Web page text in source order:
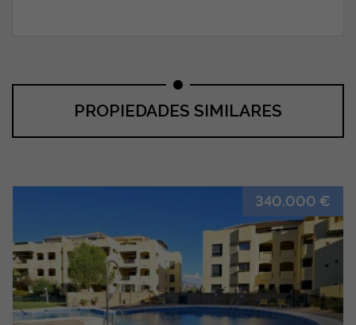
PROPIEDADES SIMILARES
340.000 €